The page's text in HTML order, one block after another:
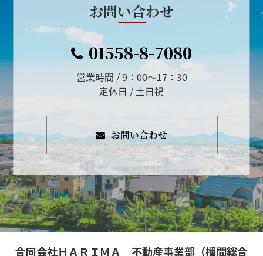
お問い合わせ
01558-8-7080
営業時間 / 9：00～17：30
定休日 / 土日祝
お問い合わせ
合同会社ＨＡＲＩＭＡ 不動産事業部（播間総合